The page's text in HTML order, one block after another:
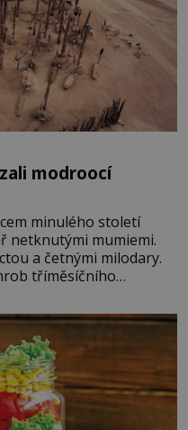
modroocí
minulého století
netknutými mumiemi.
a četnými milodary.
tříměsíčního
zdejším klimatickým
a extrémně